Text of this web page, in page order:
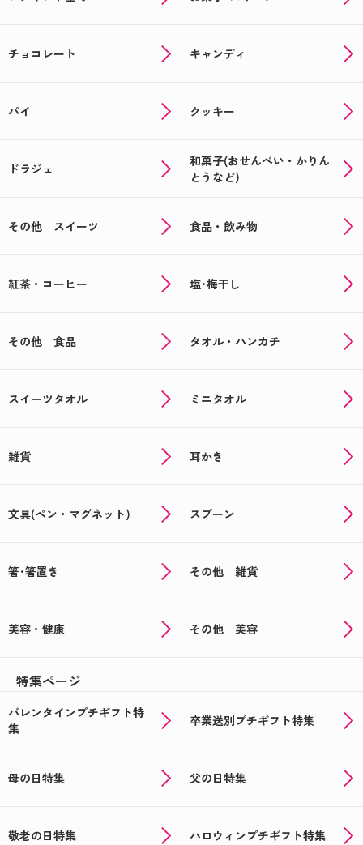
チョコレート キャンディ
パイ クッキー
ドラジェ
和菓子(おせんべい・かりん
とうなど)
その他 スイーツ 食品・飲み物
紅茶・コーヒー 塩･梅干し
その他 食品 タオル・ハンカチ
スイーツタオル ミニタオル
雑貨 耳かき
文具(ペン・マグネット) スプーン
箸･箸置き その他 雑貨
美容・健康 その他 美容
特集ページ
バレンタインプチギフト特
集
卒業送別プチギフト特集
母の日特集 父の日特集
敬老の日特集 ハロウィンプチギフト特集